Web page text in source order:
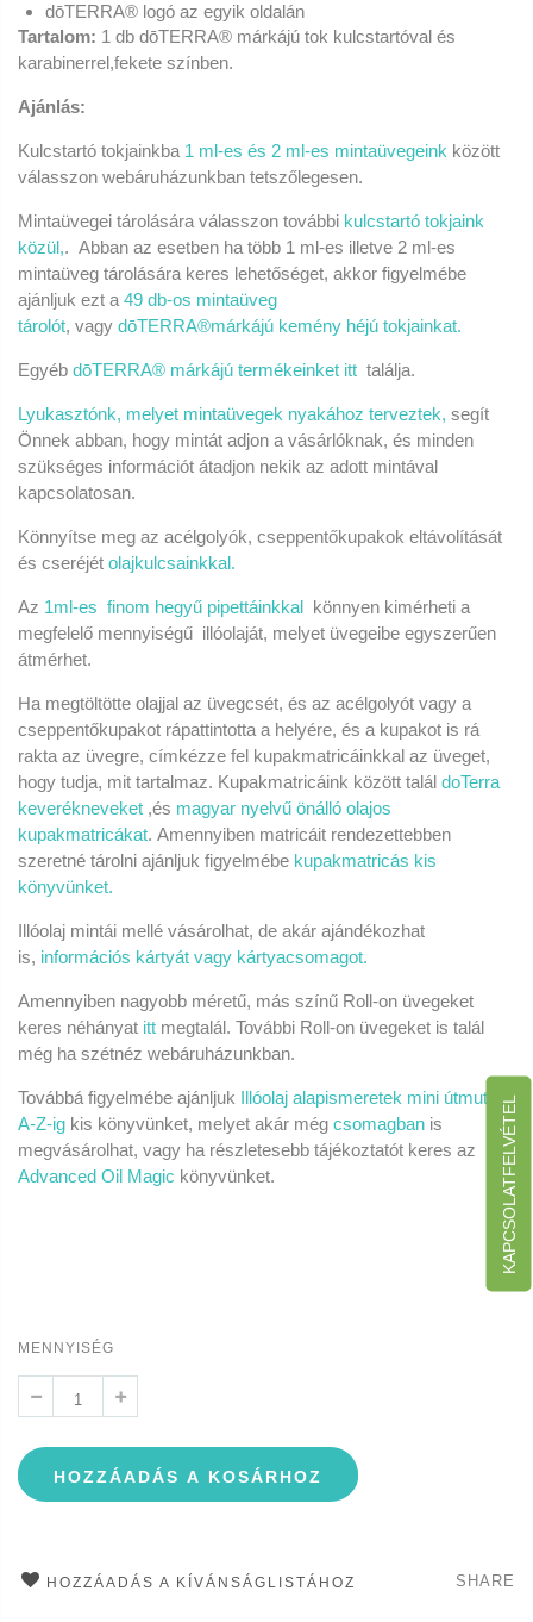
dōTERRA® logó az egyik oldalán
Tartalom: 1 db dōTERRA® márkájú tok kulcstartóval és
karabinerrel,fekete színben.
Ajánlás:
Kulcstartó tokjainkba 1 ml-es és 2 ml-es mintaüvegeink között
válasszon webáruházunkban tetszőlegesen.
Mintaüvegei tárolására válasszon további kulcstartó tokjaink
közül,. Abban az esetben ha több 1 ml-es illetve 2 ml-es
mintaüveg tárolására keres lehetőséget, akkor figyelmébe
ajánljuk ezt a 49 db-os mintaüveg
tárolót, vagy dōTERRA®márkájú kemény héjú tokjainkat.
Egyéb dōTERRA® márkájú termékeinket itt találja.
Lyukasztónk, melyet mintaüvegek nyakához terveztek, segít
Önnek abban, hogy mintát adjon a vásárlóknak, és minden
szükséges információt átadjon nekik az adott mintával
kapcsolatosan.
Könnyítse meg az acélgolyók, cseppentőkupakok eltávolítását
és cseréjét olajkulcsainkkal.
Az 1ml-es finom hegyű pipettáinkkal könnyen kimérheti a
megfelelő mennyiségű illóolaját, melyet üvegeibe egyszerűen
átmérhet.
Ha megtöltötte olajjal az üvegcsét, és az acélgolyót vagy a
cseppentőkupakot rápattintotta a helyére, és a kupakot is rá
rakta az üvegre, címkézze fel kupakmatricáinkkal az üveget,
hogy tudja, mit tartalmaz. Kupakmatricáink között talál doTerra
keverékneveket ,és magyar nyelvű önálló olajos
kupakmatricákat. Amennyiben matricáit rendezettebben
szeretné tárolni ajánljuk figyelmébe kupakmatricás kis
könyvünket.
Illóolaj mintái mellé vásárolhat, de akár ajándékozhat
is, információs kártyát vagy kártyacsomagot.
Amennyiben nagyobb méretű, más színű Roll-on üvegeket
keres néhányat itt megtalál. További Roll-on üvegeket is talál
még ha szétnéz webáruházunkban.
Továbbá figyelmébe ajánljuk Illóolaj alapismeretek mini útmutató
A-Z-ig kis könyvünket, melyet akár még csomagban is
megvásárolhat, vagy ha részletesebb tájékoztatót keres az
Advanced Oil Magic könyvünket.
MENNYISÉG
HOZZÁADÁS A KOSÁRHOZ
HOZZÁADÁS A KÍVÁNSÁGLISTÁHOZ SHARE
KAPCSOLATFELVÉTEL